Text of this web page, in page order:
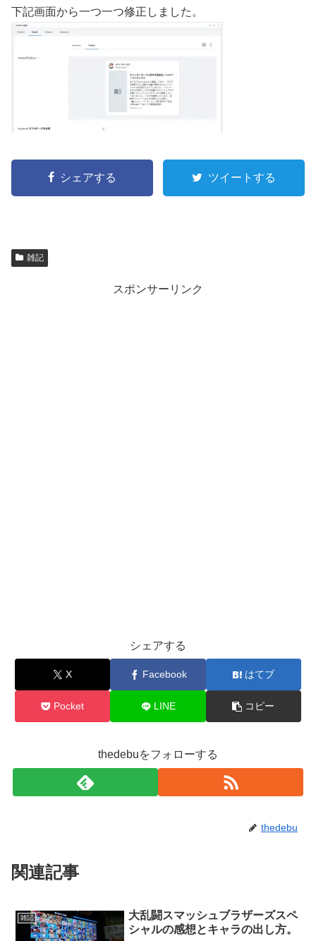
下記画面から一つ一つ修正しました。
シェアする ツイートする
雑記
スポンサーリンク
シェアする
X Facebook はてブ
Pocket LINE コピー
thedebuをフォローする
thedebu
関連記事
雑記
大乱闘スマッシュブラザーズスペ
シャルの感想とキャラの出し方。